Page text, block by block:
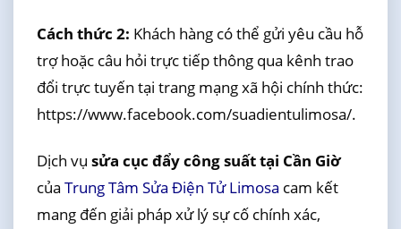
Cách thức 2: Khách hàng có thể gửi yêu cầu hỗ
trợ hoặc câu hỏi trực tiếp thông qua kênh trao
đổi trực tuyến tại trang mạng xã hội chính thức:
https://www.facebook.com/suadientulimosa/.
Dịch vụ sửa cục đẩy công suất tại Cần Giờ
của Trung Tâm Sửa Điện Tử Limosa cam kết
mang đến giải pháp xử lý sự cố chính xác,